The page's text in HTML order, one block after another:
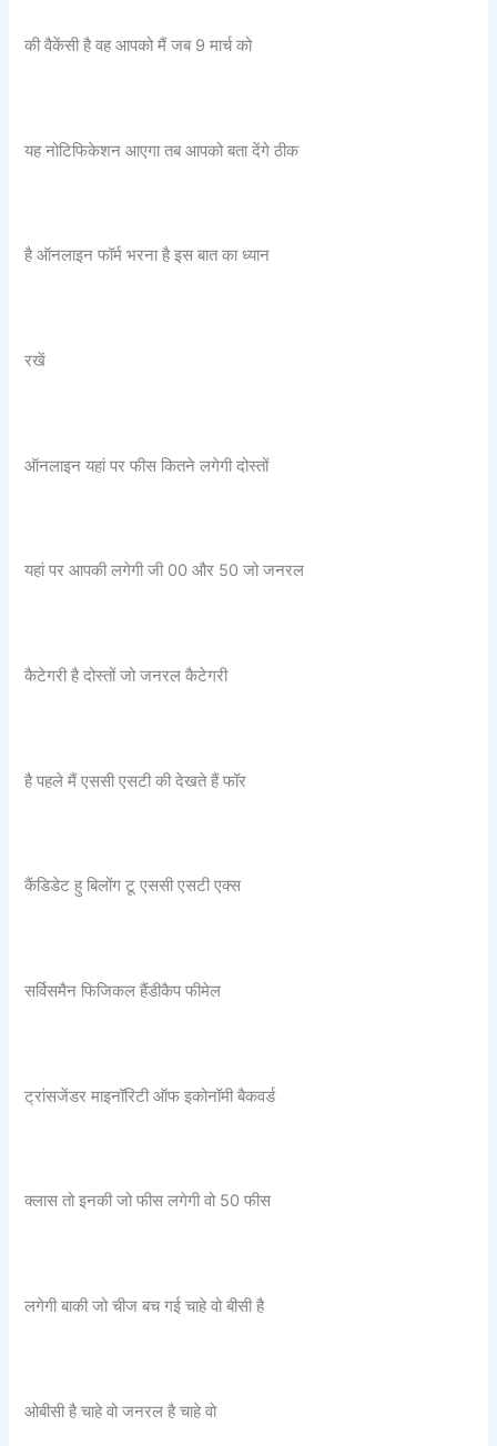
की वैकेंसी है वह आपको मैं जब 9 मार्च को
यह नोटिफिकेशन आएगा तब आपको बता देंगे ठीक
है ऑनलाइन फॉर्म भरना है इस बात का ध्यान
रखें
ऑनलाइन यहां पर फीस कितने लगेगी दोस्तों
यहां पर आपकी लगेगी जी 00 और 50 जो जनरल
कैटेगरी है दोस्तों जो जनरल कैटेगरी
है पहले मैं एससी एसटी की देखते हैं फॉर
कैंडिडेट हु बिलोंग टू एससी एसटी एक्स
सर्विसमैन फिजिकल हैंडीकैप फीमेल
ट्रांसजेंडर माइनॉरिटी ऑफ इकोनॉमी बैकवर्ड
क्लास तो इनकी जो फीस लगेगी वो 50 फीस
लगेगी बाकी जो चीज बच गई चाहे वो बीसी है
ओबीसी है चाहे वो जनरल है चाहे वो